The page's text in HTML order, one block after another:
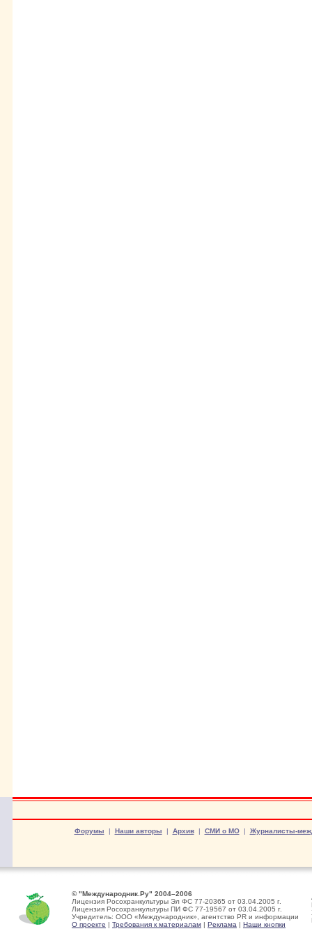
Форумы | Наши авторы | Архив| СМИ о МО| Журналисты-
© "Международник.Ру" 2004–2006
Лицензия Росохранкультуры Эл ФС 77-20365 от 03.04.2005 г.
Лицензия Росохранкультуры ПИ ФС 77-19567 от 03.04.2005 г.
Учредитель: ООО «Международник», агентство PR и информации
О проекте | Требования к материалам | Реклама | Наши кнопки